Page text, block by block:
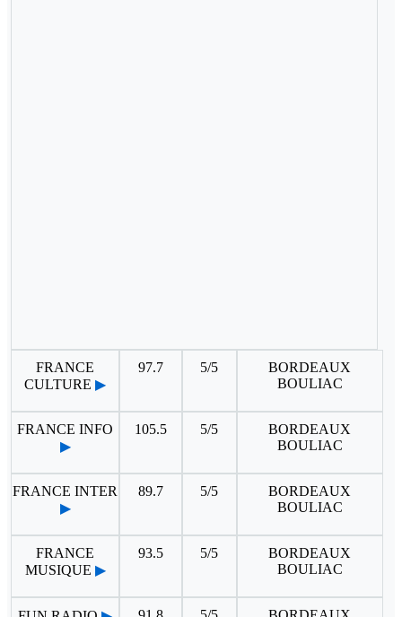
FRANCE
CULTURE ▶
97.7 5/5
BORDEAUX
BOULIAC
FRANCE INFO
▶
105.5 5/5
BORDEAUX
BOULIAC
FRANCE INTER
▶
89.7 5/5
BORDEAUX
BOULIAC
FRANCE
MUSIQUE ▶
93.5 5/5
BORDEAUX
BOULIAC